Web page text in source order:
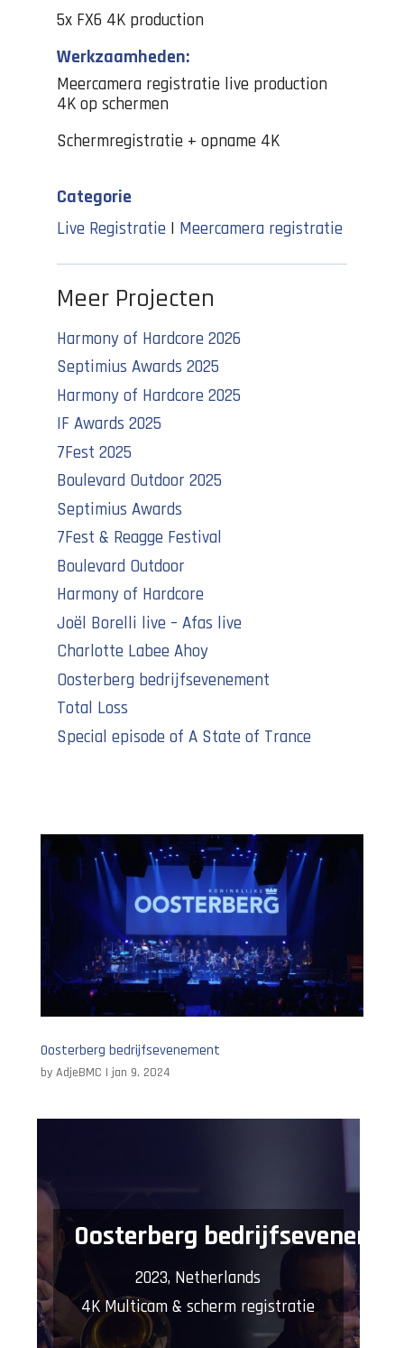
5x FX6 4K production
Werkzaamheden:
Meercamera registratie live production
4K op schermen
Schermregistratie + opname 4K
Categorie
Live Registratie | Meercamera registratie
Meer Projecten
Harmony of Hardcore 2026
Septimius Awards 2025
Harmony of Hardcore 2025
IF Awards 2025
7Fest 2025
Boulevard Outdoor 2025
Septimius Awards
7Fest & Reagge Festival
Boulevard Outdoor
Harmony of Hardcore
Joël Borelli live – Afas live
Charlotte Labee Ahoy
Oosterberg bedrijfsevenement
Total Loss
Special episode of A State of Trance
Oosterberg bedrijfsevenement
by AdjeBMC | jan 9, 2024
Oosterberg
2023, Netherlands
4K Multicam & scherm registratie